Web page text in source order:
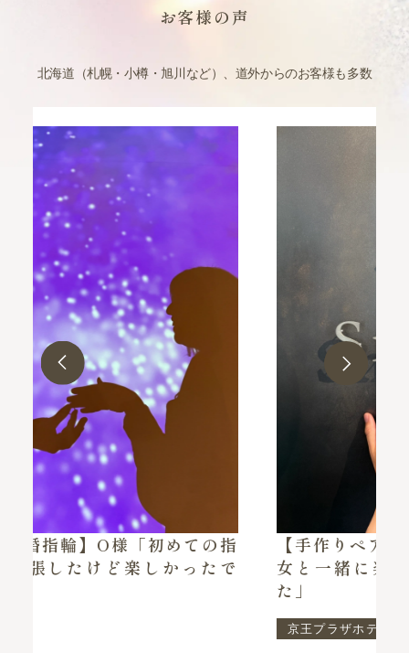
お客様の声
北海道（札幌・小樽・旭川など）、道外からのお客様も多数
【手作りペアリング】K様・N様「彼
女と一緒に楽しい思い出ができまし